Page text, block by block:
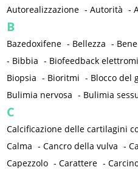
Autorealizzazione -Autorità -
B
Bazedoxifene - Bellezza - Bene
- Bibbia - Biofeedback
Biopsia - Bioritmi - Blocco del
Bulimia nervosa - Bulimia
C
Calcificazione delle cartilagini
Calma -Cancro della vulva -
Capezzolo -Carattere -